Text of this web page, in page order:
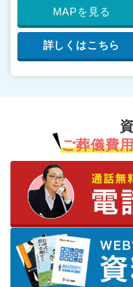
MAPを見る
詳しくはこちら
ご葬儀費